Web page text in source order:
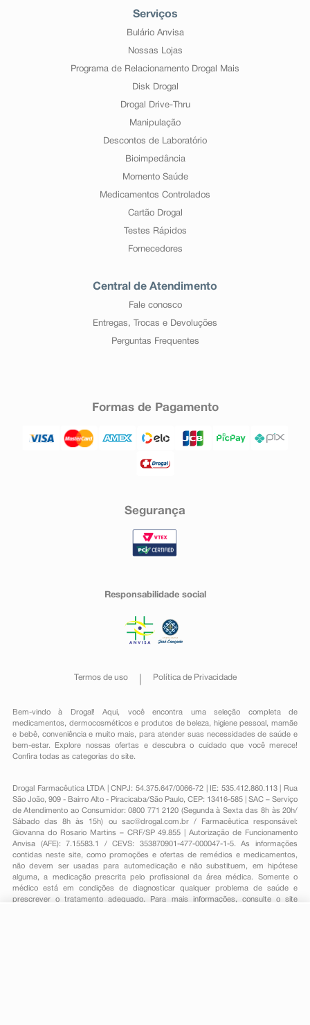
Serviços
Bulário Anvisa
Nossas Lojas
Programa de Relacionamento Drogal Mais
Disk Drogal
Drogal Drive-Thru
Manipulação
Descontos de Laboratório
Bioimpedância
Momento Saúde
Medicamentos Controlados
Cartão Drogal
Testes Rápidos
Fornecedores
Central de Atendimento
Fale conosco
Entregas, Trocas e Devoluções
Perguntas Frequentes
Formas de Pagamento
Segurança
Responsabilidade social
Termos de uso Política de Privacidade
Bem-vindo à Drogal! Aqui, você encontra uma seleção completa de
medicamentos , dermocosméticos e produtos de beleza, higiene pessoal ,mamãe
e bebê, conveniênciae muito mais, para atender suas necessidades de saúde e
bem-estar. Explore nossas ofertas e descubra o cuidado que você merece!
Confira todas as categorias do site.
Drogal Farmacêutica LTDA | CNPJ: 54.375.647/0066-72 | IE: 535.412.860.113 | Rua
São João, 909 - Bairro Alto - Piracicaba/São Paulo, CEP: 13416-585 | SAC – Serviço
de Atendimento ao Consumidor: 0800 771 2120 (Segunda à Sexta das 8h às 20h/
Sábado das 8h às 15h) ou sac@drogal.com.br/ Farmacêutica responsável:
Giovanna do Rosario Martins – CRF/SP 49.855 | Autorização de Funcionamento
Anvisa (AFE): 7.15583.1 / CEVS: 353870901-477-000047-1-5. As informações
contidas neste site, como promoções e ofertas de remédios e medicamentos,
não devem ser usadas para automedicação e não substituem, em hipótese
alguma, a medicação prescrita pelo profissional da área médica. Somente o
médico está em condições de diagnosticar qualquer problema de saúde e
prescrever o tratamento adequado. Para mais informações, consulte o site